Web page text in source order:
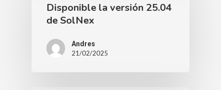
Disponible la versión 25.04
de SolNex
Andres
21/02/2025